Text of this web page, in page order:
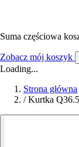
Suma częściowa
Zobacz mój koszyk
Loading...
Strona główna
/ Kurtka